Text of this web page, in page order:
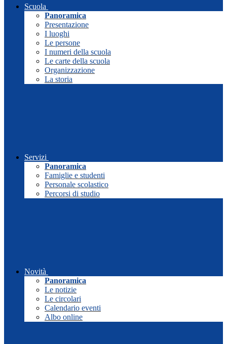
Scuola
Panoramica
Presentazione
I luoghi
Le persone
I numeri della scuola
Le carte della scuola
Organizzazione
La storia
Servizi
Panoramica
Famiglie e studenti
Personale scolastico
Percorsi di studio
Novità
Panoramica
Le notizie
Le circolari
Calendario eventi
Albo online